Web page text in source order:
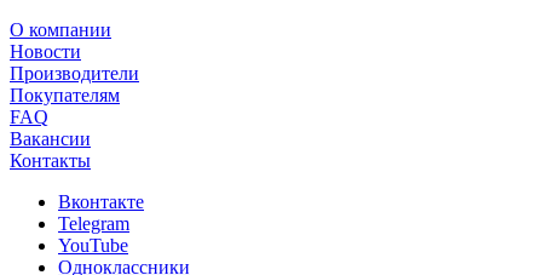
О компании
Новости
Производители
Покупателям
FAQ
Вакансии
Контакты
Вконтакте
Telegram
YouTube
Одноклассники